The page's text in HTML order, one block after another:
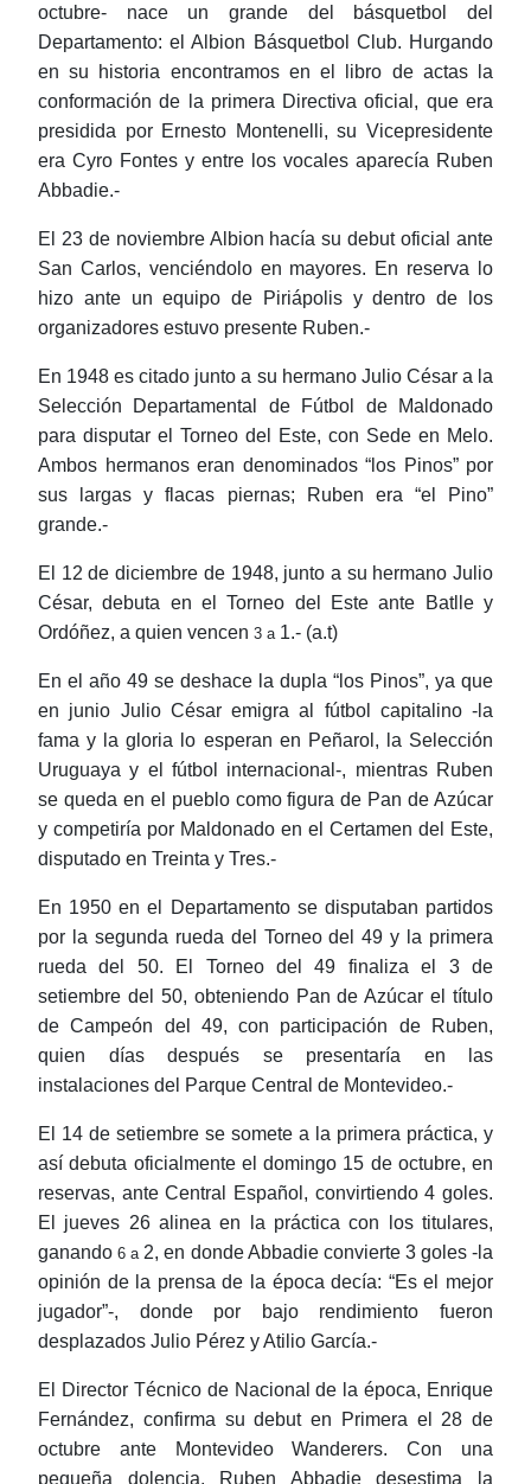
octubre- nace un grande del básquetbol del
Departamento: el Albion Básquetbol Club. Hurgando
en su historia encontramos en el libro de actas la
conformación de la primera Directiva oficial, que era
presidida por Ernesto Montenelli, su Vicepresidente
era Cyro Fontes y entre los vocales aparecía Ruben
Abbadie.-
El 23 de noviembre Albion hacía su debut oficial ante
San Carlos, venciéndolo en mayores. En reserva lo
hizo ante un equipo de Piriápolis y dentro de los
organizadores estuvo presente Ruben.-
En 1948 es citado junto a su hermano Julio César a la
Selección Departamental de Fútbol de Maldonado
para disputar el Torneo del Este, con Sede en Melo.
Ambos hermanos eran denominados “los Pinos” por
sus largas y flacas piernas; Ruben era “el Pino”
grande.-
El 12 de diciembre de 1948, junto a su hermano Julio
César, debuta en el Torneo del Este ante Batlle y
Ordóñez, a quien vencen 3 a 1.- (a.t)
En el año 49 se deshace la dupla “los Pinos”, ya que
en junio Julio César emigra al fútbol capitalino -la
fama y la gloria lo esperan en Peñarol, la Selección
Uruguaya y el fútbol internacional-, mientras Ruben
se queda en el pueblo como figura de Pan de Azúcar
y competiría por Maldonado en el Certamen del Este,
disputado en Treinta y Tres.-
En 1950 en el Departamento se disputaban partidos
por la segunda rueda del Torneo del 49 y la primera
rueda del 50. El Torneo del 49 finaliza el 3 de
setiembre del 50, obteniendo Pan de Azúcar el título
de Campeón del 49, con participación de Ruben,
quien días después se presentaría en las
instalaciones del Parque Central de Montevideo.-
El 14 de setiembre se somete a la primera práctica, y
así debuta oficialmente el domingo 15 de octubre, en
reservas, ante Central Español, convirtiendo 4 goles.
El jueves 26 alinea en la práctica con los titulares,
ganando6 a 2, en donde Abbadie convierte 3 goles -la
opinión de la prensa de la época decía: “Es el mejor
jugador”-, donde por bajo rendimiento fueron
desplazados Julio Pérez y Atilio García.-
El Director Técnico de Nacional de la época, Enrique
Fernández, confirma su debut en Primera el 28 de
octubre ante Montevideo Wanderers. Con una
pequeña dolencia, Ruben Abbadie desestima la